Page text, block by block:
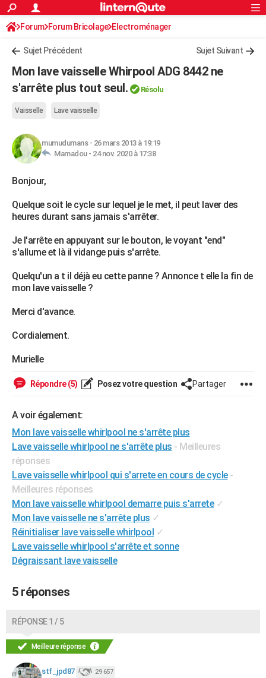
ACTUALITÉS
Politique
Société
Faits Divers
Education
Monde
Villes
+
Programme TV
Streaming
Cinéma
Sorties cinéma
Musique
FINANCE
Retraite
Impôts
Epargne
Immobilier
Risques naturels par ville
Banque
Assurance
Crédit
AUTO
Essais
Réserver un essai
Citadines
Berlines
SUV
Forum auto
HIGH-TECH
Mobiles
Meilleur smartphone
Internet
Ordinateurs
Jeux vidéo
Guide high-tech
+BRICOLAGE
Forum
Aménagement intérieur
Extérieur
Cuisine
Salle de bains
Jardinage
Rangement
WEEK-END
Guides de France
Escapades
Patrimoine
Expositions
Musées
Week-end nature
+LIFESTYLE
Alimentation
Guide de la santé
Maladies
Médicaments
Sommeil
VOYAGE
Destinations
City break
Voyage nature
Voyage de noces
Forum
Climat
+PHOTO
DICTIONNAIRE
S'inscrire
Se connecter
Lycées
Collèges
Primaires
Universités
Entreprises
Service militaire
Avis de recherche
AVIS DE DÉCÈS
FORUM
Bricolage
Lifestyle
Culture
Sport
Auto
Television
Voyage
Cinema
S'inscrire
Connexion
Forum Forum Bricolage Electroménager
Sujet Précédent Sujet Suivant
Mon lave vaisselle Whirpool ADG 8442 ne
s'arrête plus tout seul.
Résolu
Vaisselle Lave vaisselle
mumudumans- 26 mars 2013 à 19:19
Mamadou - 24 nov. 2020 à 17:38
Bonjour,
Quelque soit le cycle sur lequel je le met, il peut laver des
heures durant sans jamais s'arrêter.
Je l'arrête en appuyant sur le bouton, le voyant "end"
s'allume et là il vidange puis s'arrête.
Quelqu'un a t il déjà eu cette panne ? Annonce t elle la fin de
mon lave vaisselle ?
Merci d'avance.
Cordialement.
Murielle
Répondre (5) Posez votre question Partager
A voir également:
Mon lave vaisselle whirlpool ne s'arrête plus
Lave vaisselle whirlpool ne s'arrête plus - Meilleures
réponses
Lave vaisselle whirlpool qui s'arrete en cours de cycle -
Meilleures réponses
Mon lave vaisselle whirlpool demarre puis s'arrete ✓
Mon lave vaisselle ne s'arrête plus ✓
Réinitialiser lave vaisselle whirlpool ✓
Lave vaisselle whirlpool s'arrête et sonne
Dégraissant lave vaisselle
5 réponses
RÉPONSE 1 / 5
Meilleure réponse
stf_jpd87 29 657